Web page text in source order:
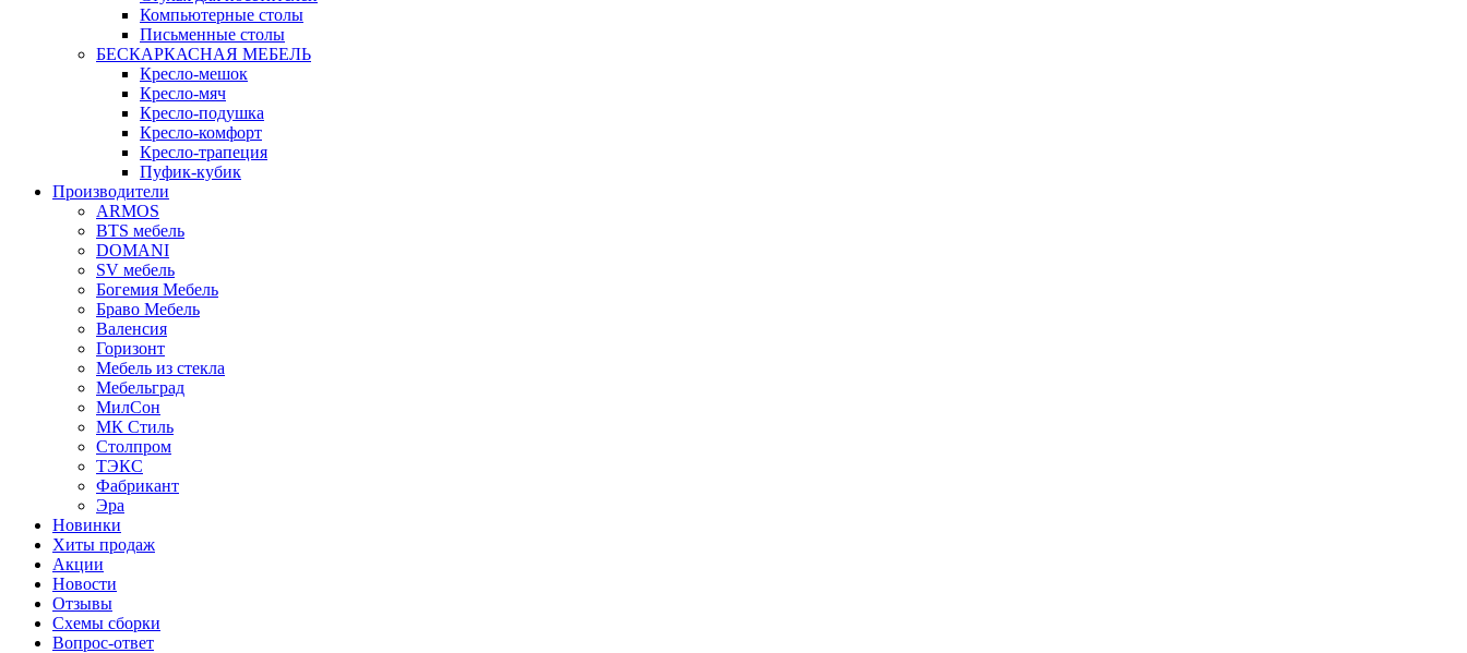
Компьютерные столы
Письменные столы
БЕСКАРКАСНАЯ МЕБЕЛЬ
Кресло-мешок
Кресло-мяч
Кресло-подушка
Кресло-комфорт
Кресло-трапеция
Пуфик-кубик
Производители
ARMOS
BTS мебель
DOMANI
SV мебель
Богемия Мебель
Браво Мебель
Валенсия
Горизонт
Мебель из стекла
Мебельград
МилСон
МК Стиль
Столпром
ТЭКС
Фабрикант
Эра
Новинки
Хиты продаж
Акции
Новости
Отзывы
Схемы сборки
Вопрос-ответ